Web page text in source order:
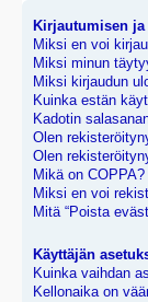
Kirjautumisen
Miksi en voi
Miksi minun
Miksi kirjaudun
Kuinka estän
Kadotin
Olen
Olen
Mikä on COPPA?
Miksi en voi
Mitä “Poista
Käyttäjän
Kuinka vaihdan
Kellonaika on